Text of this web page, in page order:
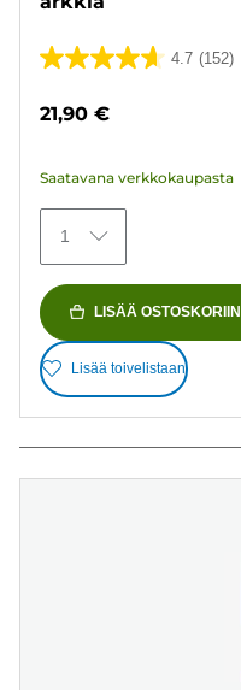
4.7 (152)
4.7/5
152
21,90 €
Saatavana verkkokaupasta
1
LISÄÄ OSTOSKORIIN
Lisää toivelistaan